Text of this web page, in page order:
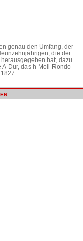
genau den Umfang, der
die der
hat, dazu
A-Dur, das h-Moll-Rondo